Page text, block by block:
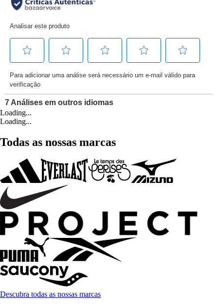
Loading...
Loading...
Todas as nossas marcas
Descubra todas as nossas marcas